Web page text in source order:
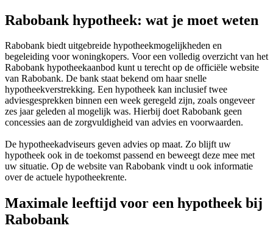
Rabobank hypotheek: wat je moet weten
Rabobank biedt uitgebreide hypotheekmogelijkheden en
begeleiding voor woningkopers. Voor een volledig overzicht van het
Rabobank hypotheekaanbod kunt u terecht op de officiële website
van Rabobank. De bank staat bekend om haar snelle
hypotheekverstrekking. Een hypotheek kan inclusief twee
adviesgesprekken binnen een week geregeld zijn, zoals ongeveer
zes jaar geleden al mogelijk was. Hierbij doet Rabobank geen
concessies aan de zorgvuldigheid van advies en voorwaarden.
De hypotheekadviseurs geven advies op maat. Zo blijft uw
hypotheek ook in de toekomst passend en beweegt deze mee met
uw situatie. Op de website van Rabobank vindt u ook informatie
over de actuele hypotheekrente.
Maximale leeftijd voor een hypotheek bij
Rabobank